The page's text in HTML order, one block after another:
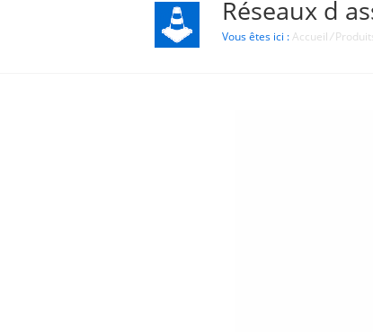
Réseaux d
Vous êtes ici :Accueil/